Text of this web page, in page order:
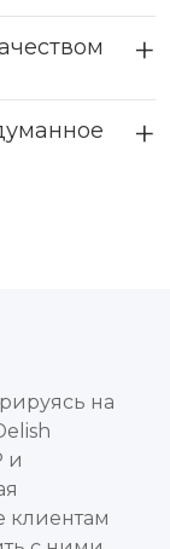
на
и
клиентам